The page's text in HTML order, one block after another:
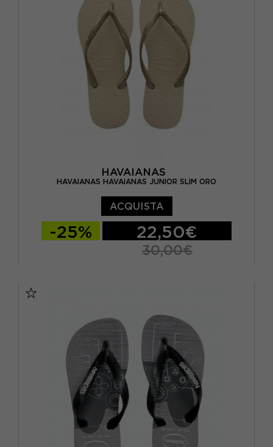
BRASIL 33/34 - EUR 35/36
BRASIL 35/36 - EUR 37/38
BRASIL 37/38 - EUR 39/40
BRASIL 39/40 - EUR 41/42
HAVAIANAS
HAVAIANAS HAVAIANAS JUNIOR SLIM ORO
ACQUISTA
-25% 22,50€
30,00€